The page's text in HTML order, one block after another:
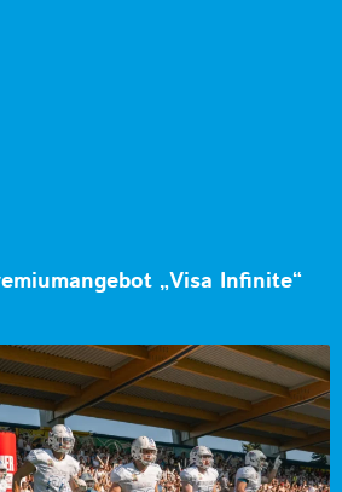
„Visa Infinite“